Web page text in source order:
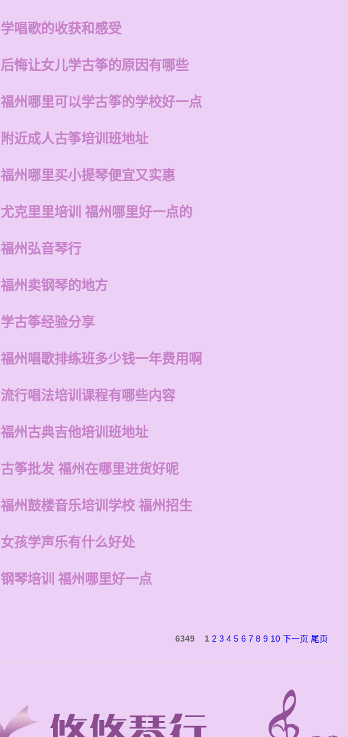
学唱歌的收获和感受
后悔让女儿学古筝的原因有哪些
福州哪里可以学古筝的学校好一点
附近成人古筝培训班地址
福州哪里买小提琴便宜又实惠
尤克里里培训 福州哪里好一点的
福州弘音琴行
福州卖钢琴的地方
学古筝经验分享
福州唱歌排练班多少钱一年费用啊
流行唱法培训课程有哪些内容
福州古典吉他培训班地址
古筝批发 福州在哪里进货好呢
福州鼓楼音乐培训学校 福州招生
女孩学声乐有什么好处
钢琴培训 福州哪里好一点
6349 1 2 3 4 5 6 7 8 9 10 下一页 尾页